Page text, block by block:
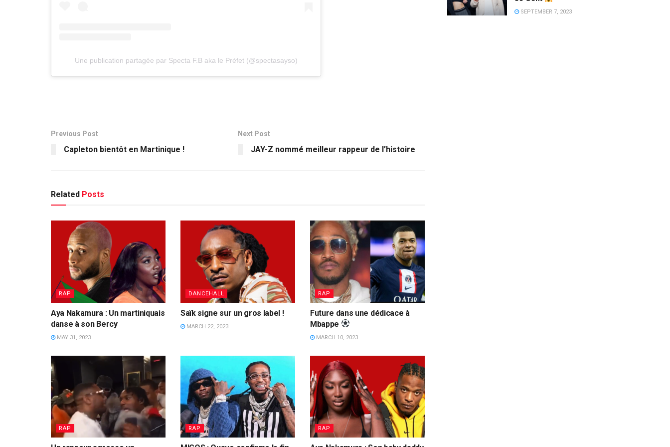
Une publication partagée par Specta F.B aka le Préfet (@spectasayso)
Previous Post
Capleton bientôt en Martinique !
Next Post
JAY-Z nommé meilleur rappeur de l’histoire
Related Posts
RAP
Aya Nakamura : Un martiniquais
danse à son Bercy
MAY 31, 2023
DANCEHALL
Saïk signe sur un gros label !
MARCH 22, 2023
RAP
Future dans une dédicace à
Mbappe
MARCH 10, 2023
RAP RAP RAP
SEPTEMBER 7, 2023